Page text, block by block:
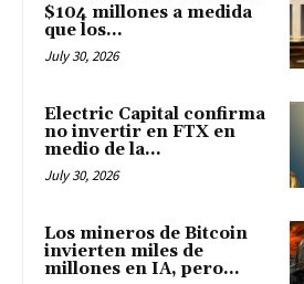
$104 millones a medida
que los...
July 30, 2026
Electric Capital confirma
no invertir en FTX en
medio de la...
July 30, 2026
Los mineros de Bitcoin
invierten miles de
millones en IA, pero...